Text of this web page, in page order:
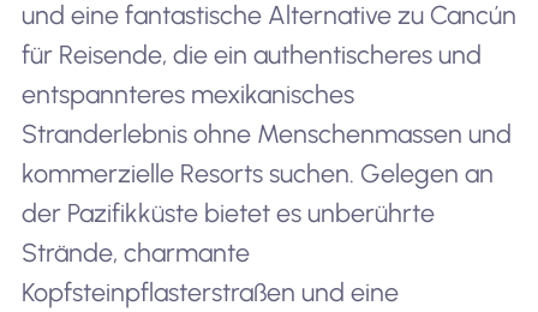
und eine fantastische Alternative zu Cancún
für Reisende, die ein authentischeres und
entspannteres mexikanisches
Stranderlebnis ohne Menschenmassen und
kommerzielle Resorts suchen. Gelegen an
der Pazifikküste bietet es unberührte
Strände, charmante
Kopfsteinpflasterstraßen und eine